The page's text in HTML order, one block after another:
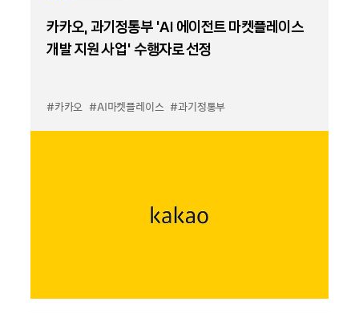
카카오, 과기정통부 ‘AI 에이전트 마켓플레이스
개발 지원 사업’ 수행자로 선정
#카카오 #AI마켓플레이스 #과기정통부